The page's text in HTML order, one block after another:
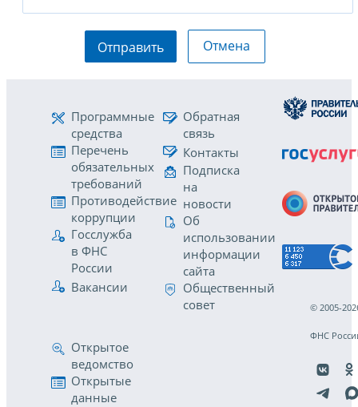
Отправить Отмена
Программные
средства
Перечень
обязательных
требований
Противодействие
коррупции
Госслужба
в ФНС
России
Вакансии
Обратная
связь
Контакты
Подписка
на
новости
Об
использовании
информации
сайта
Общественный
совет
Открытое
ведомство
Открытые
данные
© 2005-
ФНС